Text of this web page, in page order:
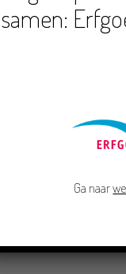
samen:
Ga naar